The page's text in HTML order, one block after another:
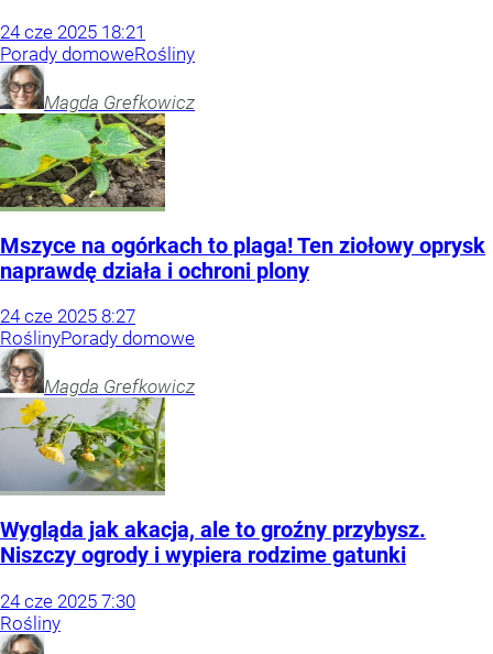
24 cze 2025 18:21
Porady domoweRośliny
Magda Grefkowicz
Mszyce na ogórkach to plaga! Ten ziołowy oprysk
naprawdę działa i ochroni plony
24 cze 2025 8:27
RoślinyPorady domowe
Magda Grefkowicz
Wygląda jak akacja, ale to groźny przybysz.
Niszczy ogrody i wypiera rodzime gatunki
24 cze 2025 7:30
Rośliny